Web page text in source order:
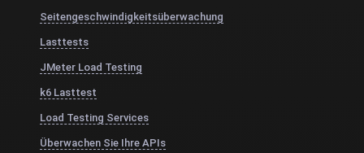
Seitengeschwindigkeitsüberwachung
Lasttests
JMeter Load Testing
k6 Lasttest
Load Testing Services
Überwachen Sie Ihre APIs